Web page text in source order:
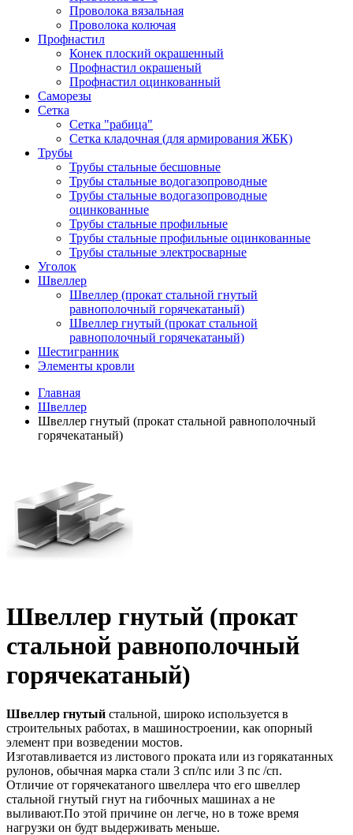
Проволока вязальная
Проволока колючая
Профнастил
Конек плоский окрашенный
Профнастил окрашеный
Профнастил оцинкованный
Саморезы
Сетка
Сетка "рабица"
Сетка кладочная (для армирования ЖБК)
Трубы
Трубы стальные бесшовные
Трубы стальные водогазопроводные
Трубы стальные водогазопроводные
оцинкованные
Трубы стальные профильные
Трубы стальные профильные оцинкованные
Трубы стальные электросварные
Уголок
Швеллер
Швеллер (прокат стальной гнутый
равнополочный горячекатаный)
Швеллер гнутый (прокат стальной
равнополочный горячекатаный)
Шестигранник
Элементы кровли
Главная
Швеллер
Швеллер гнутый (прокат стальной равнополочный
горячекатаный)
Швеллер гнутый (прокат
стальной равнополочный
горячекатаный)
Швеллер гнутый стальной, широко используется в
строительных работах, в машиностроении, как опорный
элемент при возведении мостов.
Изготавливается из листового проката или из горякатанных
рулонов, обычная марка стали 3 сп/пс или 3 пс /сп.
Отличие от горячекатаного швеллера что его швеллер
стальной гнутый гнут на гибочных машинах а не
выливают.По этой причине он легче, но в тоже время
нагрузки он будт выдерживать меньше.